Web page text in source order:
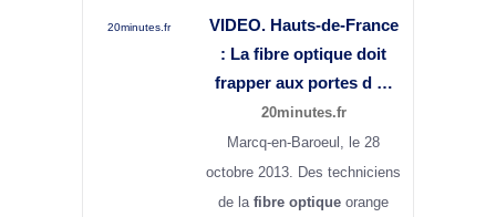
20minutes.fr VIDEO. Hauts-de-France
: Lafibre optique doit
frapper aux portes d …
20minutes.fr
Marcq-en-Baroeul, le 28
octobre 2013. Des techniciens
de la fibre optique orange